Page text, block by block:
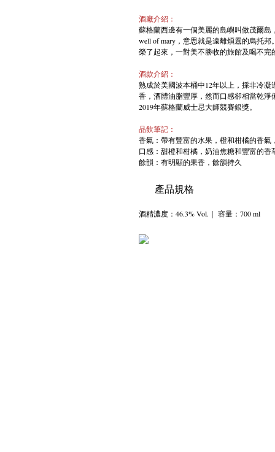
酒廠介紹：
蘇格蘭西邊有一個美麗的島嶼叫做茂爾
well of mary，意思就是遠離煩囂的烏托
榮了起來，一對美不勝收的旅館及喝不
酒款介紹：
熟成於美國波本桶中12年以上，採非冷
香，酒體油脂豐厚，然而口感卻相當乾
2019年蘇格蘭威士忌大師競賽銀獎。
品飲筆記：
香氣：帶有豐富的水果，橙和柑橘的香
口感：甜橙和柑橘，奶油焦糖和豐富的
餘韻：有明顯的果香，餘韻持久
產品規格
酒精濃度：46.3% Vol.｜ 容量：700 ml